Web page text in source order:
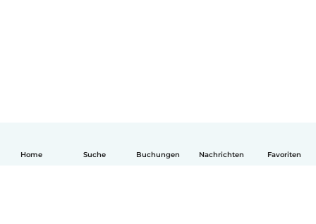
Home Suche Buchungen Nachrichten Favoriten